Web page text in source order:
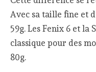
Avec sa taille fine et
59g. Les Fenix 6 et la
classique pour des
80g.